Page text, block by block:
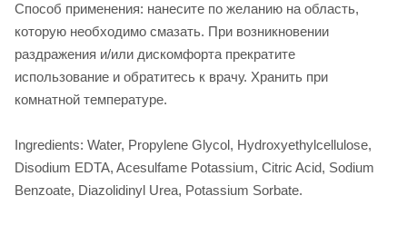
Способ применения: нанесите по желанию на область,
которую необходимо смазать. При возникновении
раздражения и/или дискомфорта прекратите
использование и обратитесь к врачу. Хранить при
комнатной температуре.
Ingredients: Water, Propylene Glycol, Hydroxyethylcellulose,
Disodium EDTA, Acesulfame Potassium, Citric Acid, Sodium
Benzoate, Diazolidinyl Urea, Potassium Sorbate.